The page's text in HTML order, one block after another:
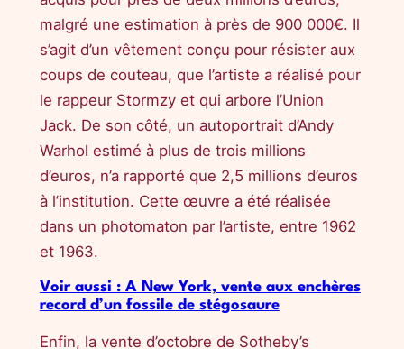
malgré une estimation à près de 900 000€. Il
s’agit d’un vêtement conçu pour résister aux
coups de couteau, que l’artiste a réalisé pour
le rappeur Stormzy et qui arbore l’Union
Jack. De son côté, un autoportrait d’Andy
Warhol estimé à plus de trois millions
d’euros, n’a rapporté que 2,5 millions d’euros
à l’institution. Cette œuvre a été réalisée
dans un photomaton par l’artiste, entre 1962
et 1963.
Voir aussi : A New York, vente aux enchères
record d’un fossile de stégosaure
Enfin, la vente d’octobre de Sotheby’s